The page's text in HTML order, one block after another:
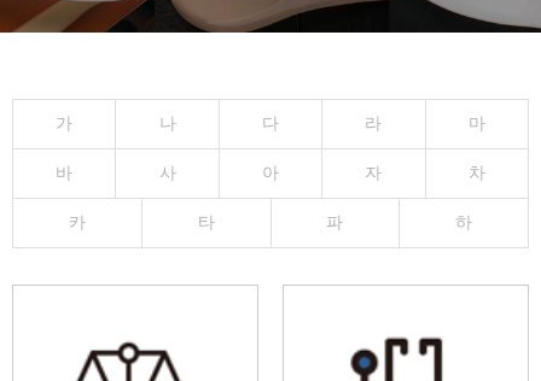
가 나 다 라 마
바 사 아 자 차
카 타 파 하